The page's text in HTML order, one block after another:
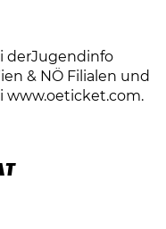
derJugendinfo
& NÖ Filialen und
www.oeticket.com.